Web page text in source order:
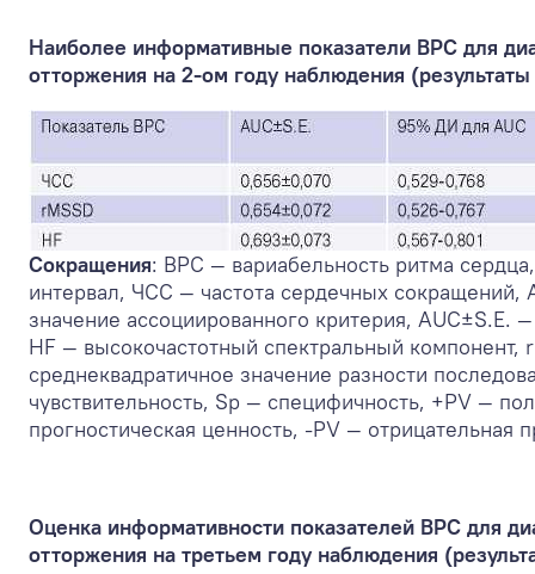
Наиболее информативные показатели ВРС для
отторжения на 2-ом году наблюдения (результаты
Сокращения: ВРС — вариабельность ритма
интервал, ЧСС — частота сердечных
значение ассоциированного критерия, АUC±S.E.
HF — высокочастотный спектральный компонент,
среднеквадратичное значение разности
чувствительность, Sp — специфичность, +PV —
прогностическая ценность, -PV — отрицательная
Оценка информативности показателей ВРС для
отторжения на третьем году наблюдения